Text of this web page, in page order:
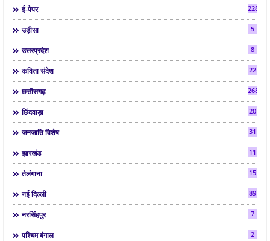
ई-पेपर 2286
उड़ीसा 5
उत्तरप्रदेश 8
कविता संदेश 22
छत्तीसगढ़ 268
छिंदवाड़ा 20
जनजाति विशेष 31
झारखंड 11
तेलंगाना 15
नई दिल्ली 89
नरसिंहपुर 7
पश्चिम बंगाल 2